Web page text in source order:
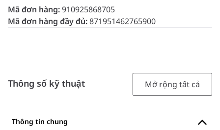
Mã đơn hàng:910925868705
Mã đơn hàng đầy đủ:871951462765900
Thông số kỹ thuật Mở rộng tất cả
Thông tin chung